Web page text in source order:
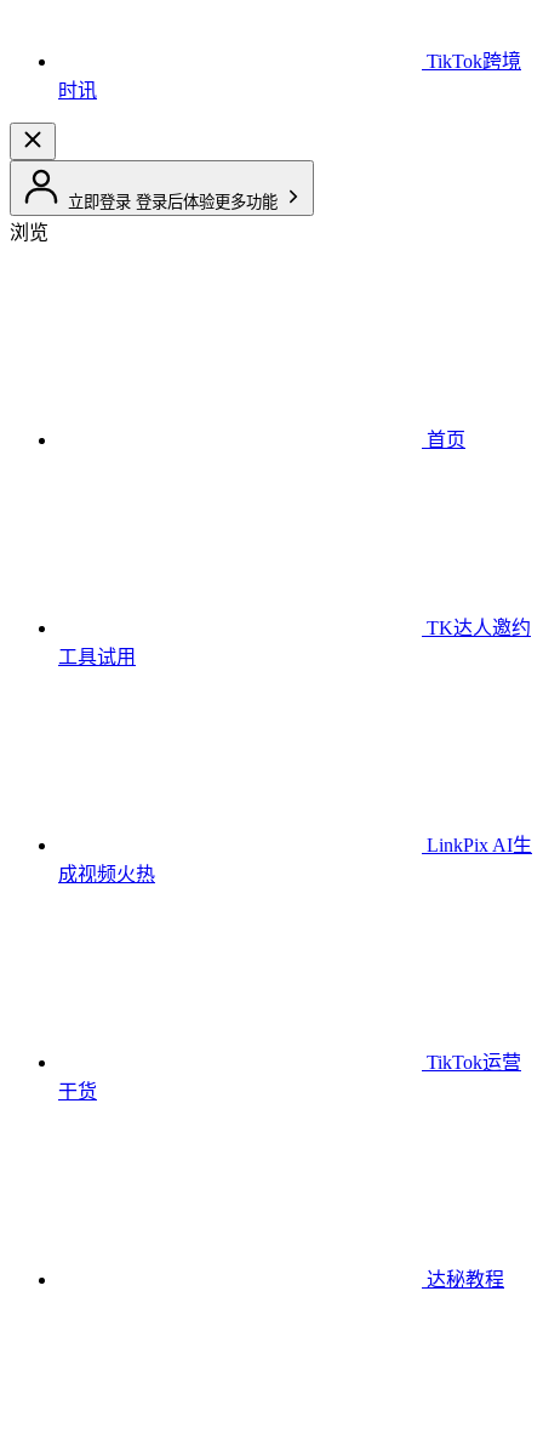
TikTok跨境
时讯
立即登录 登录后体验更多功能
浏览
首页
TK达人邀约
工具试用
LinkPix AI生
成视频火热
TikTok运营
干货
达秘教程